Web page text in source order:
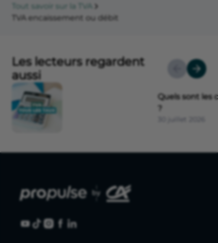
Tout savoir sur la TVA
TVA encaissement ou débit
Les lecteurs regardent
aussi
Quels sont les
?